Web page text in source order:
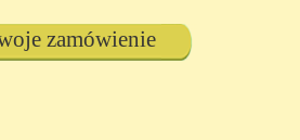
zamówienie